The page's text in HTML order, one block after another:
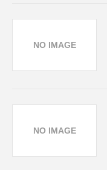
NO IMAGE
NO IMAGE